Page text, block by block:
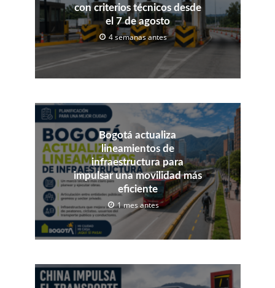
con criterios técnicos desde
el 7 de agosto
4 semanas antes
Bogotá actualiza
lineamientos de
infraestructura para
impulsar una movilidad más
eficiente
1 mes antes